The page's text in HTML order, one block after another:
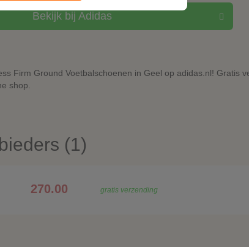
Bekijk bij Adidas
Firm Ground Voetbalschoenen in Geel op adidas.nl! Gratis
shop.
(1)
270.00 gratis verzending